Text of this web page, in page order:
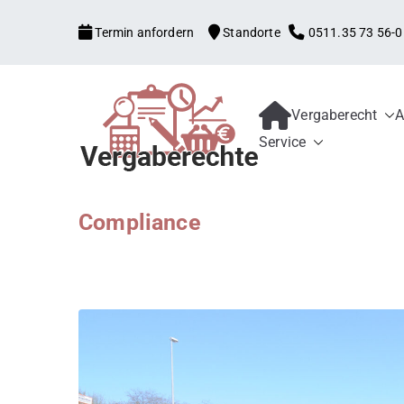
Termin anfordern Standorte 0511.35 73 56-0
Kanzlei mit
Begleitung aller
Schwellenwerte,
Vergaberecht
Service
Compliance